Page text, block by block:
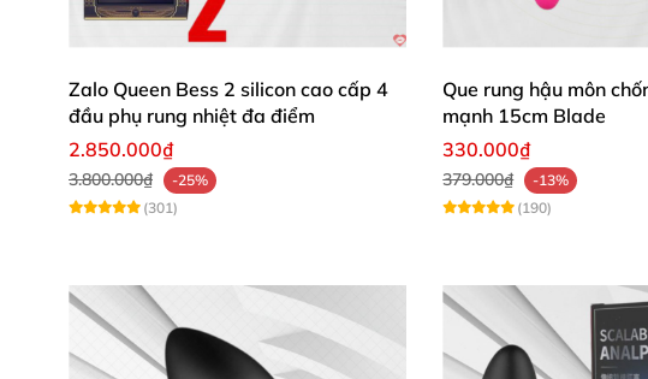
Lưu ý: Không sử dụng chung dụng cụ kích thích hậu
Zalo Queen Bess 2 silicon cao cấp 4
đầu phụ rung nhiệt đa điểm
2.850.000₫
3.800.000₫
-25%
(301)
Que rung hậu môn
mạnh 15cm Blade
330.000₫
379.000₫
-13%
(190)